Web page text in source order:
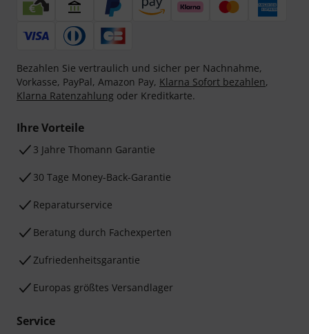
Bezahlen Sie vertraulich und sicher per Nachnahme,
Vorkasse, PayPal, Amazon Pay, Klarna Sofort bezahlen,
Klarna Ratenzahlung oder Kreditkarte.
Ihre Vorteile
3 Jahre Thomann Garantie
30 Tage Money-Back-Garantie
Reparaturservice
Beratung durch Fachexperten
Zufriedenheitsgarantie
Europas größtes Versandlager
Service